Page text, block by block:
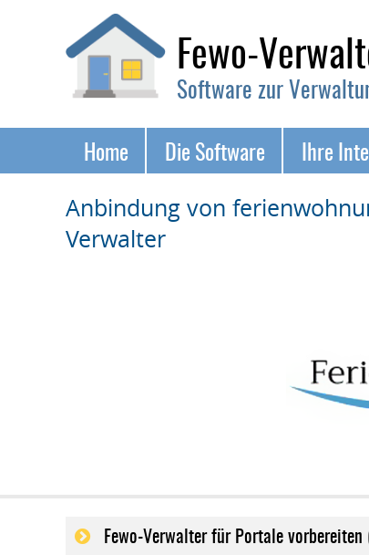
Fewo-
Software zur
überspringenHome Die Software Ihre
Anbindung von
Verwalter
Fewo-Verwalter für Portale